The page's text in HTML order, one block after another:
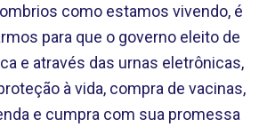
como estamos vivendo, é
para que o governo eleito de
e através das urnas eletrônicas,
à vida, compra de vacinas,
e cumpra com sua promessa